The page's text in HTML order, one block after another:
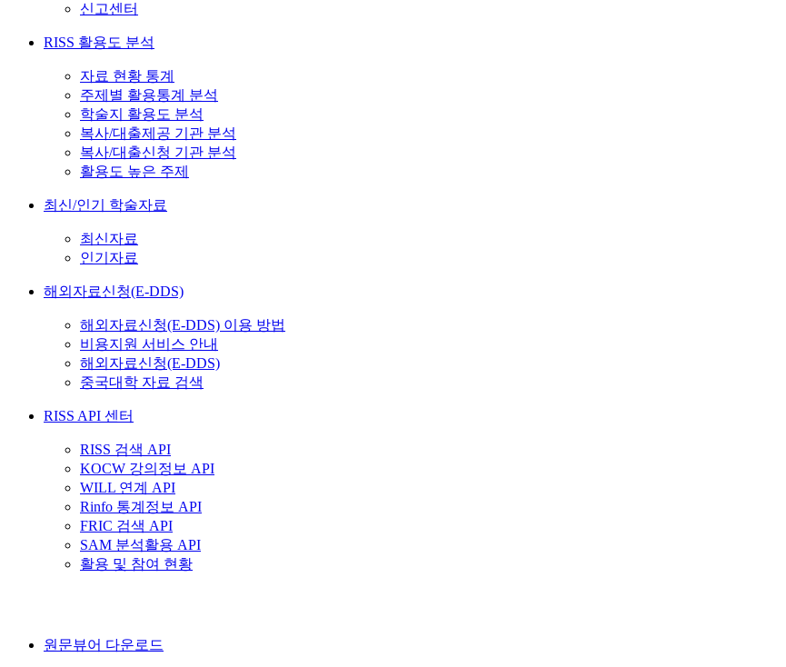
신고센터
RISS 활용도 분석
자료 현황 통계
주제별 활용통계 분석
학술지 활용도 분석
복사/대출제공 기관 분석
복사/대출신청 기관 분석
활용도 높은 주제
최신/인기 학술자료
최신자료
인기자료
해외자료신청(E-DDS)
해외자료신청(E-DDS) 이용 방법
비용지원 서비스 안내
해외자료신청(E-DDS)
중국대학 자료 검색
RISS API 센터
RISS 검색 API
KOCW 강의정보 API
WILL 연계 API
Rinfo 통계정보 API
FRIC 검색 API
SAM 분석활용 API
활용 및 참여 현황
원문뷰어 다운로드